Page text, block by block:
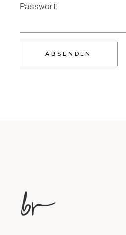
Passwort: